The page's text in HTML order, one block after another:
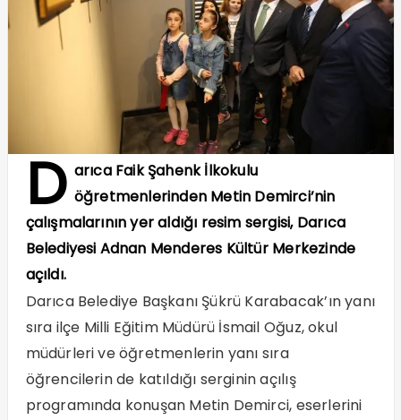
D arıca Faik Şahenk İlkokulu
öğretmenlerinden Metin Demirci’nin
çalışmalarının yer aldığı resim sergisi, Darıca
Belediyesi Adnan Menderes Kültür Merkezinde
açıldı.
Darıca Belediye Başkanı Şükrü Karabacak’ın yanı
sıra ilçe Milli Eğitim Müdürü İsmail Oğuz, okul
müdürleri ve öğretmenlerin yanı sıra
öğrencilerin de katıldığı serginin açılış
programında konuşan Metin Demirci, eserlerini